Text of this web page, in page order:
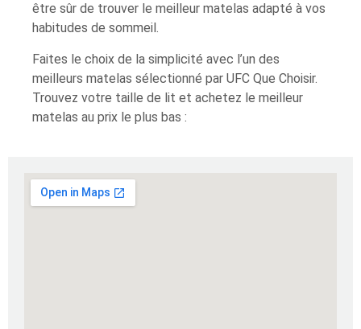
être sûr de trouver le meilleur matelas adapté à vos
habitudes de sommeil.
Faites le choix de la simplicité avec l’un des
meilleurs matelas sélectionné par UFC Que Choisir.
Trouvez votre taille de lit et achetez le meilleur
matelas au prix le plus bas :